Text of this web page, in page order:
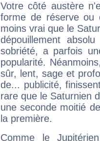
Votre côté austère
forme de réserve
moins vrai que le
dépouillement
sobriété, a parfois
popularité.
sûr, lent, sage et
de... publicité,
rare que le Saturnien
une seconde moitié
la première.
Comme le